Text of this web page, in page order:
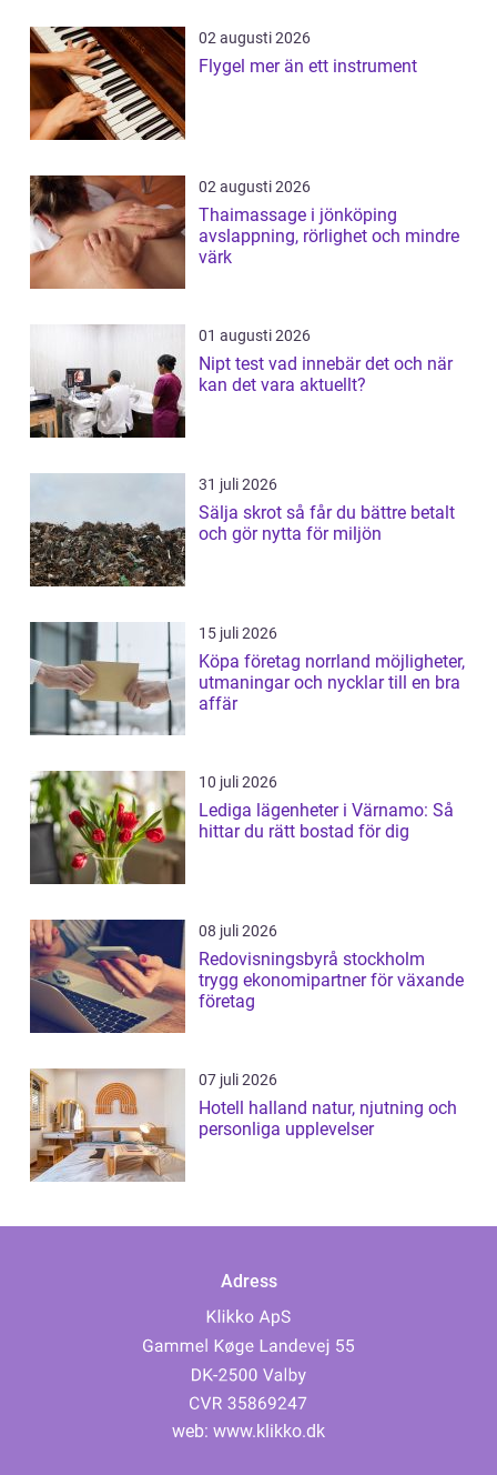
02 augusti 2026
Flygel mer än ett instrument
02 augusti 2026
Thaimassage i jönköping
avslappning, rörlighet och mindre
värk
01 augusti 2026
Nipt test vad innebär det och när
kan det vara aktuellt?
31 juli 2026
Sälja skrot så får du bättre betalt
och gör nytta för miljön
15 juli 2026
Köpa företag norrland möjligheter,
utmaningar och nycklar till en bra
affär
10 juli 2026
Lediga lägenheter i Värnamo: Så
hittar du rätt bostad för dig
08 juli 2026
Redovisningsbyrå stockholm
trygg ekonomipartner för växande
företag
07 juli 2026
Hotell halland natur, njutning och
personliga upplevelser
Adress
web: www.klikko.dk